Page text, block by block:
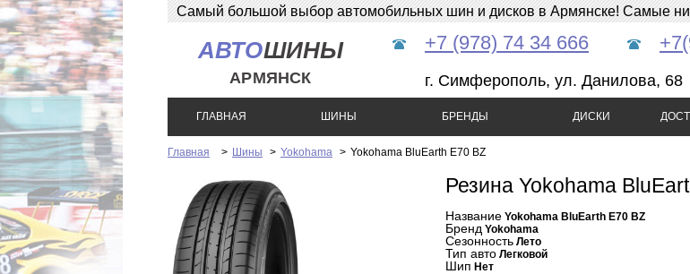
Самый большой выбор автомобильных шин и дисков в Армянске! Самые
АВТОШИНЫ
АРМЯНСК
+7 (978) 74 34 666
г. Симферополь, ул. Данилова, 68
ГЛАВНАЯ ШИНЫ БРЕНДЫ ДИСКИ
Главная > Шины > Yokohama > Yokohama BluEarth E70 BZ
Резина Yokohama
Название Yokohama BluEarth E70 BZ
Бренд Yokohama
Сезонность Лето
Тип авто Легковой
Шип Нет